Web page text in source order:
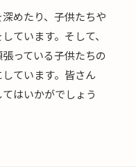
めたり、子供たちや
ています。そして、
っている子供たちの
ています。皆さん
はいかがでしょう